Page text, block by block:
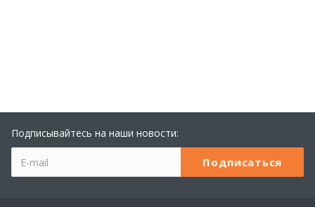
Подписывайтесь на наши новости: